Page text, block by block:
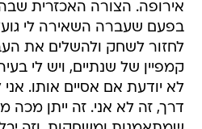
אירופה. הצורה האכזרית
בפעם שעברה השאירה לי
לחזור לשחק ולהשלים את
קמפיין של שנתיים, ויש לי
לא יודעת אם אסיים אותו.
דרך, זה לא אני. זה ייתן מכה